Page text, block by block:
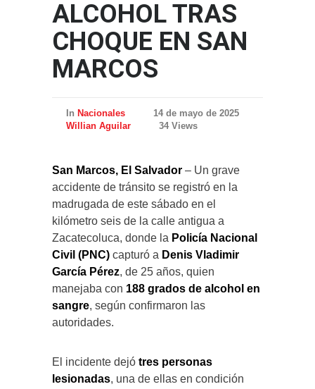
ALCOHOL TRAS
CHOQUE EN SAN
MARCOS
In Nacionales
14 de mayo de 2025
Willian Aguilar
34 Views
San Marcos, El Salvador – Un grave
accidente de tránsito se registró en la
madrugada de este sábado en el
kilómetro seis de la calle antigua a
Zacatecoluca, donde la Policía Nacional
Civil (PNC) capturó a Denis Vladimir
García Pérez, de 25 años, quien
manejaba con 188 grados de alcohol en
sangre, según confirmaron las
autoridades.
El incidente dejó tres personas
lesionadas, una de ellas en condición